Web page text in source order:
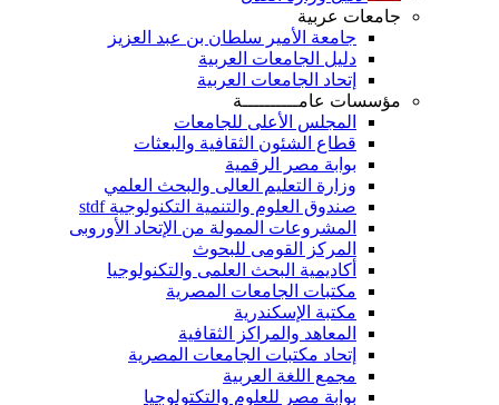
جامعات عربية
جامعة الأمير سلطان بن عبد العزيز
دليل الجامعات العربية
إتحاد الجامعات العربية
مؤسسات عامــــــــــة
المجلس الأعلى للجامعات
قطاع الشئون الثقافية والبعثات
بوابة مصر الرقمية
وزارة التعليم العالى والبحث العلمي
صندوق العلوم والتنمية التكنولوجية stdf
المشروعات الممولة من الإتحاد الأوروبى
المركز القومى للبحوث
أكاديمية البحث العلمى والتكنولوجيا
مكتبات الجامعات المصرية
مكتبة الإسكندرية
المعاهد والمراكز الثقافية
إتحاد مكتبات الجامعات المصرية
مجمع اللغة العربية
بوابة مصر للعلوم والتكتولوجيا